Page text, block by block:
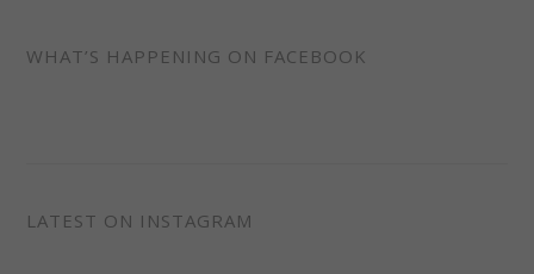
WHAT’S HAPPENING ON FACEBOOK
LATEST ON INSTAGRAM